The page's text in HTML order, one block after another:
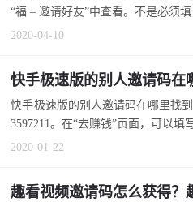
“福 – 邀请好友”中查看。不是必须填
2020-04-10
快手极速版的别人邀请码在哪里找
3597211。在“去赚钱”页面，可以
2020-01-22